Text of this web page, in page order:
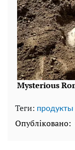
Теги: продукты
Опубліковано: